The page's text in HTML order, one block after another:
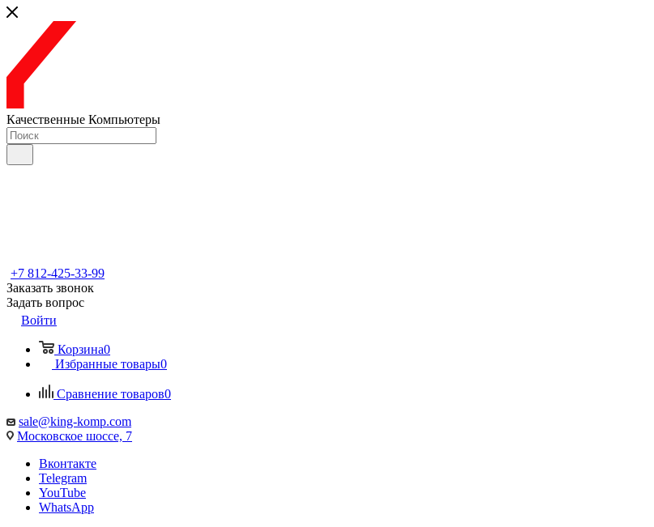
Качественные Компьютеры
+7 812-425-33-99
Заказать звонок
Задать вопрос
Войти
Корзина0
Избранные товары0
Сравнение товаров0
sale@king-komp.com
Московское шоссе, 7
Вконтакте
Telegram
YouTube
WhatsApp